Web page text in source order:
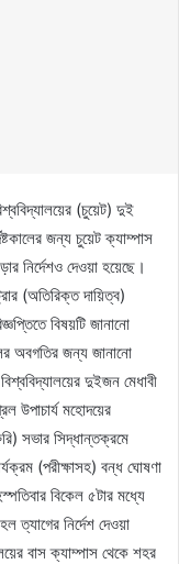
(চুয়েট) দুই
জন্য চুয়েট ক্যাম্পাস
নির্দেশও দেওয়া হয়েছে।
(অতিরিক্ত দায়িত্ব)
বিষয়টি জানানো
অবগতির জন্য জানানো
দুইজন মেধাবী
উপাচার্য মহোদয়ের
সভার সিদ্ধান্তক্রমে
(পরীক্ষাসহ) বন্ধ ঘোষণা
বিকেল ৫টার মধ্যে
ত্যাগের নির্দেশ দেওয়া
বাস ক্যাম্পাস থেকে শহর